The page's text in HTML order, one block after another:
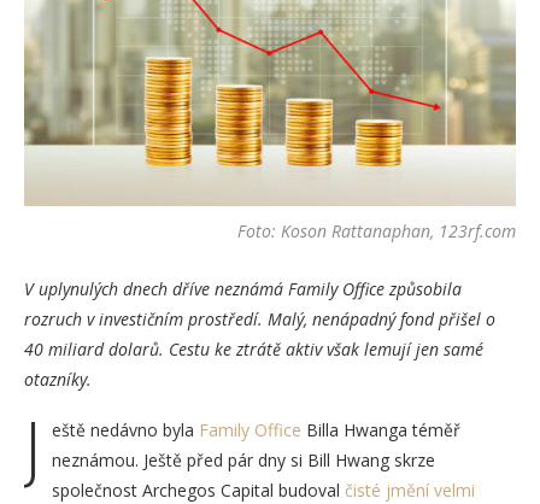
Foto: Koson Rattanaphan, 123rf.com
V uplynulých dnech dříve neznámá Family Office způsobila
rozruch v investičním prostředí. Malý, nenápadný fond přišel o
40 miliard dolarů. Cestu ke ztrátě aktiv však lemují jen samé
otazníky.
J eště nedávno byla Family Office Billa Hwanga téměř
neznámou. Ještě před pár dny si Bill Hwang skrze
společnost Archegos Capital budoval čisté jmění velmi